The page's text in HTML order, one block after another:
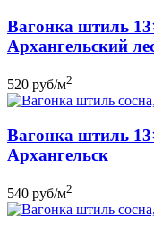
Вагонка штиль
Архангельский
520 руб/м2
Вагонка штиль
Архангельск
540 руб/м2